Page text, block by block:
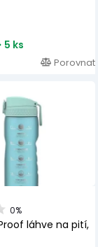
5 ks
Porovnat
0%
láhve na pití,